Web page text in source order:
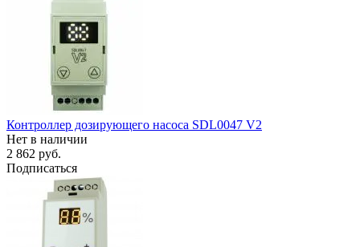
Контроллер дозирующего насоса SDL0047 V2
Нет в наличии
2 862 руб.
Подписаться